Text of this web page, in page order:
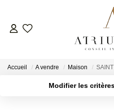
Accueil A vendre Maison
Modifier les